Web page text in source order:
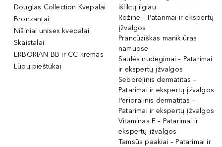
Douglas Collection Kvepalai
Bronzantai
Nišiniai unisex kvepalai
Skaistalai
ERBORIAN BB ir CC kremas
Lūpų pieštukai
išliktų ilgiau
Rožinė – Patarimai ir ekspertų
įžvalgos
Prancūziškas manikiūras
namuose
Saulės nudegimai – Patarimai
ir ekspertų įžvalgos
Seborėjinis dermatitas –
Patarimai ir ekspertų įžvalgos
Perioralinis dermatitas –
Patarimai ir ekspertų įžvalgos
Vitaminas E – Patarimai ir
ekspertų įžvalgos
Tamsūs paakiai – Patarimai ir